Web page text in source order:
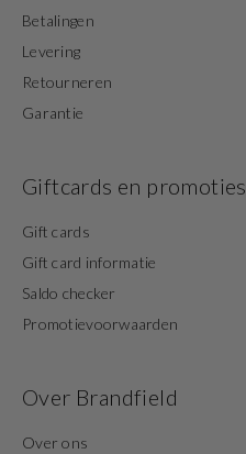
Betalingen
Levering
Retourneren
Garantie
Giftcards en promoties
Gift cards
Gift card informatie
Saldo checker
Promotievoorwaarden
Over Brandfield
Over ons